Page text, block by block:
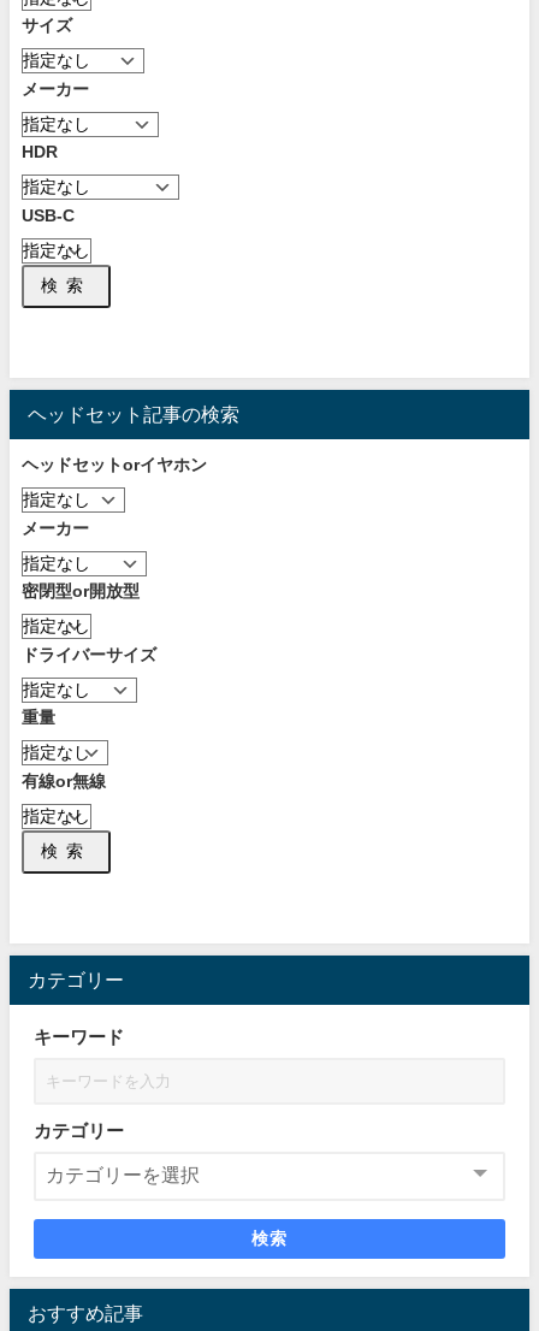
サイズ
メーカー
HDR
USB-C
検索
ヘッドセット記事の検索
ヘッドセットorイヤホン
メーカー
密閉型or開放型
ドライバーサイズ
重量
有線or無線
検索
カテゴリー
キーワード
カテゴリー
検索
おすすめ記事